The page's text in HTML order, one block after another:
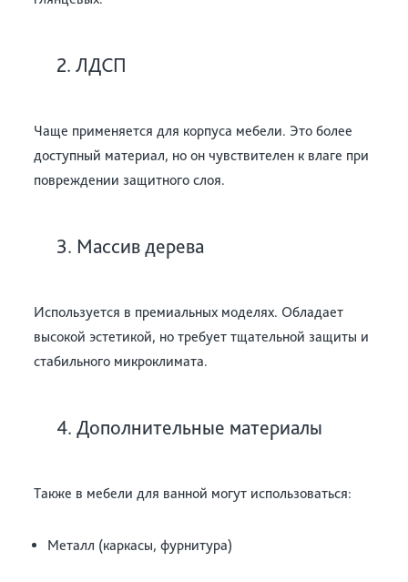
2. ЛДСП
Чаще применяется для корпуса мебели. Это более
доступный материал, но он чувствителен к влаге при
повреждении защитного слоя.
3. Массив дерева
Используется в премиальных моделях. Обладает
высокой эстетикой, но требует тщательной защиты и
стабильного микроклимата.
4. Дополнительные материалы
Также в мебели для ванной могут использоваться:
Металл (каркасы, фурнитура)